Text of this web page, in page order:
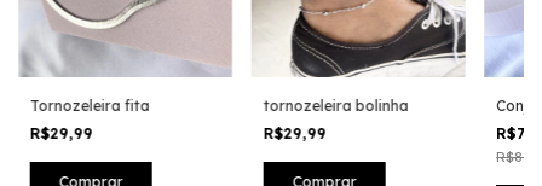
Tornozeleira fita
R$29,99
tornozeleira bolinha
R$29,99